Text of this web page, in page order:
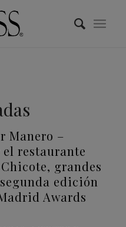
Manero –
el restaurante
grandes
edición
Awards